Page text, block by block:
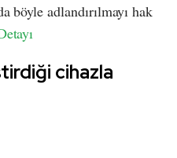
böyle adlandırılmayı hak
cihazla